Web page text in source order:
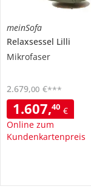
meinSofa
Relaxsessel Lilli
Mikrofaser
1.607,40 €
Online zum
Kundenkartenpreis
2.679,00 €***